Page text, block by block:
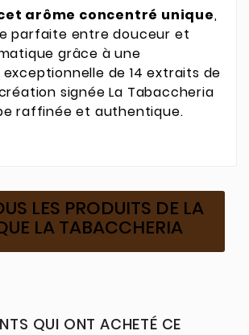
arôme concentré unique,
parfaite entre douceur et
grâce à une
de 14 extraits de
signée La Tabaccheria
raffinée et authentique.
LES PRODUITS DE LA
LA TABACCHERIA
QUI ONT ACHETÉ CE